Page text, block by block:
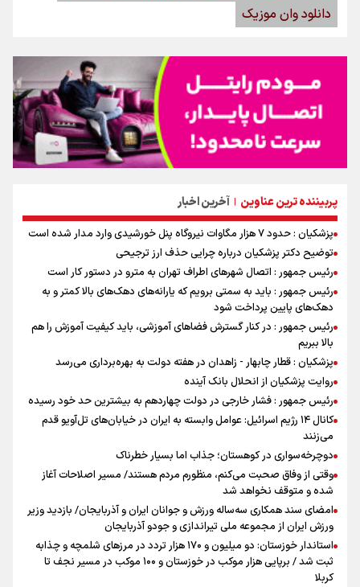
پربیننده ترین عناوین | آخرین اخبار
پزشکیان : حدود ۷ هزار مگاوات نیروگاه پنل خورشیدی وارد مدار شده است
توضیح دکتر پزشکیان درباره چرایی حذف ارز ترجیحی
رئیس جمهور : اتصال شهرهای اطراف تهران به مترو در دستور کار است
رئیس جمهور : باید به سمتی برویم که یارانه‌های دهک‌های بالا کمتر و به
دهک‌های پایین پرداخت شود
رئیس جمهور : در کنار گسترش فضاهای آموزشی، باید کیفیت آموزش را هم
بالا ببریم
پزشکیان : قطار چابهار - زاهدان در هفته دولت به بهره‌برداری می‌رسد
روایت پزشکیان از انحلال بانک آینده
رئیس جمهور : فشار خارجی در دولت چهاردهم به بیشترین حد خود رسیده
کانال ۱۴ رژیم اسرائیل: عوامل وابسته به ایران در خیابان‌های تل‌آویو قدم
می‌زنند
دوچرخه‌سواری در کوهستان؛ جذاب اما بسیار خطرناک
وقتی از وفاق صحبت می‌کنم، منظورم مردم هستند/ مسیر اصلاحات آغاز
شده و متوقف نخواهد شد
امضای سند همکاری سه‌ساله ورزش و جوانان ایران و آذربایجان/ بازدید وزیر
ورزش ایران از مجموعه ملی تیراندازی و جودو آذربایجان
استاندار خوزستان: دو میلیون و ۱۷۰ هزار تردد در مرزهای شلمچه و چذابه
ثبت شد / برپایی هزار موکب در خوزستان و ۱۰۰ موکب در مسیر نجف تا
کربلا
دانلود وان موزیک